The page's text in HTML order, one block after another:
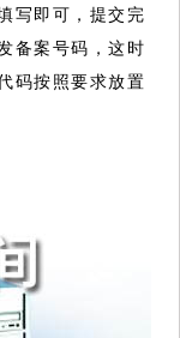
写即可，提交完
备案号码，这时
码按照要求放置